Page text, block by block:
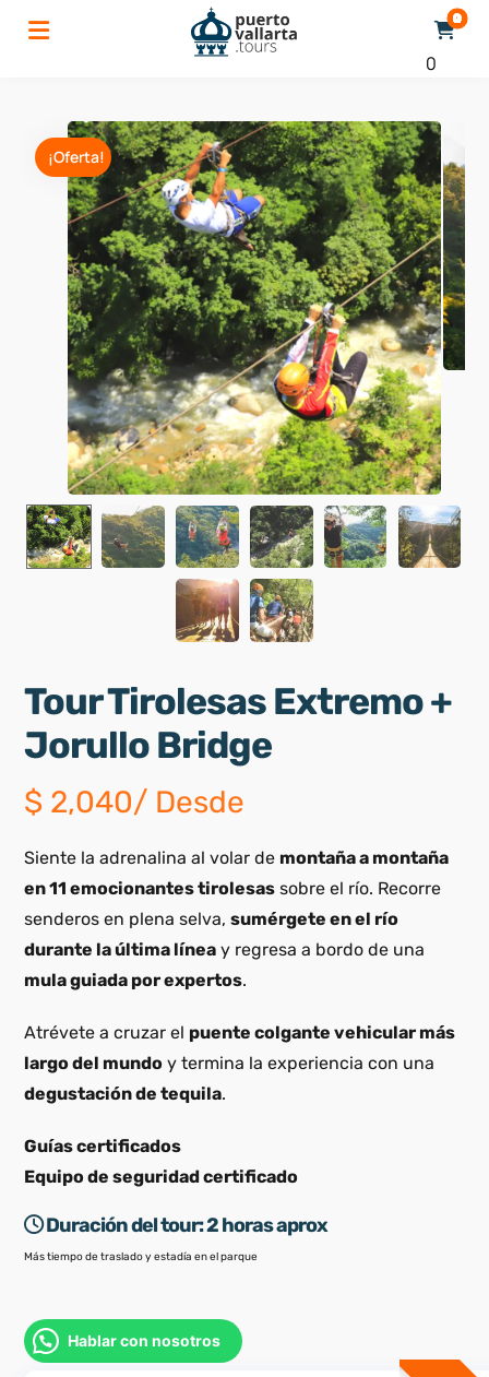
0
¡Oferta!
Tour Tirolesas Extremo +
Jorullo Bridge
$ 2,040/ Desde
Siente la adrenalina al volar de montaña a montaña
en 11 emocionantes tirolesas sobre el río. Recorre
senderos en plena selva,sumérgete en el río
durante la última línea y regresa a bordo de una
mula guiada por expertos.
Atrévete a cruzar el puente colgante vehicular más
largo del mundo y termina la experiencia con una
degustación de tequila.
Guías certificados
Equipo de seguridad certificado
Duración del tour:2 horas aprox
Más tiempo de traslado y estadía en el parque
Hablar con nosotros